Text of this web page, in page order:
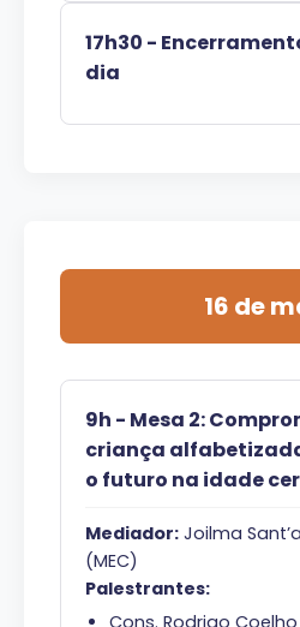
17h30 -
dia
16 de
9h - Mesa 2:
criança
o futuro na idade
Mediador: Joilma
(MEC)
Palestrantes:
Cons. Rodrigo